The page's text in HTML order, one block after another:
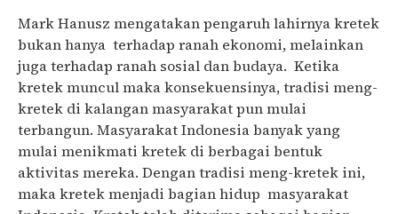
Mark Hanusz mengatakan pengaruh lahirnya kretek
bukan hanya terhadap ranah ekonomi, melainkan
juga terhadap ranah sosial dan budaya. Ketika
kretek muncul maka konsekuensinya, tradisi meng-
kretek di kalangan masyarakat pun mulai
terbangun. Masyarakat Indonesia banyak yang
mulai menikmati kretek di berbagai bentuk
aktivitas mereka. Dengan tradisi meng-kretek ini,
maka kretek menjadi bagian hidup masyarakat